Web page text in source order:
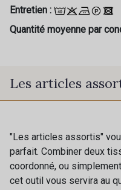
Entretien :
Quantité moyenne par
Les articles
"Les articles assortis"
parfait. Combiner deux
coordonné, ou
cet outil vous servira au